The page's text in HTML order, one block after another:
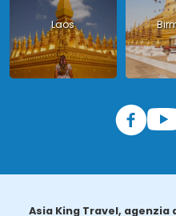
Laos
Asia King Travel,